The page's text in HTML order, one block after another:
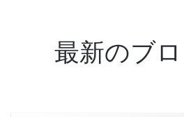
最新のブ